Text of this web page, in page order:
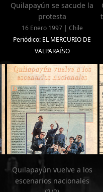
Quilapayún se sacude la
protesta
16 Enero 1997 | Chile
Periódico: EL MERCURIO DE
VALPARAÍSO
Quilapayún vuelve a los
escenarios nacionales